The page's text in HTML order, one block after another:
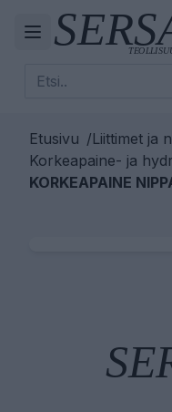
Etusivu /Liittimet ja
Korkeapaine- ja
KORKEAPAINE